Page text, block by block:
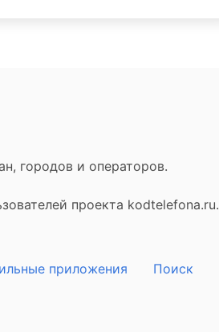
городов и операторов.
проекта kodtelefona.ru.
приложения Поиск